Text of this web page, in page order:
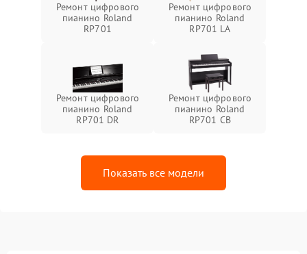
Ремонт цифрового
пианино Roland
RP701
Ремонт цифрового
пианино Roland
RP701 LA
Ремонт цифрового
пианино Roland
RP701 DR
Ремонт цифрового
пианино Roland
RP701 CB
Показать все модели